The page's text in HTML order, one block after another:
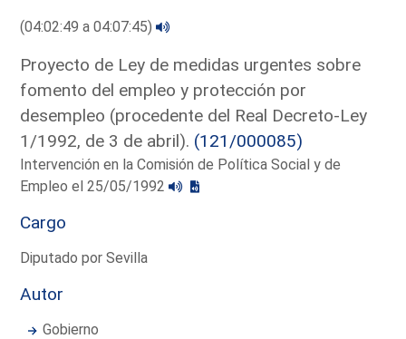
(04:02:49 a 04:07:45)
Proyecto de Ley de medidas urgentes sobre
fomento del empleo y protección por
desempleo (procedente del Real Decreto-Ley
1/1992, de 3 de abril). (121/000085)
Intervención en la Comisión de Política Social y de
Empleo el 25/05/1992
Cargo
Diputado por Sevilla
Autor
Gobierno